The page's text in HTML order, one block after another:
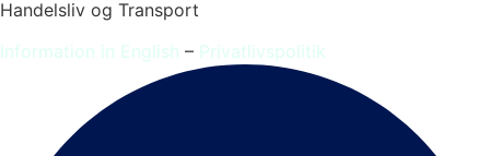
Handelsliv og Transport
Information in English – Privatlivspolitik